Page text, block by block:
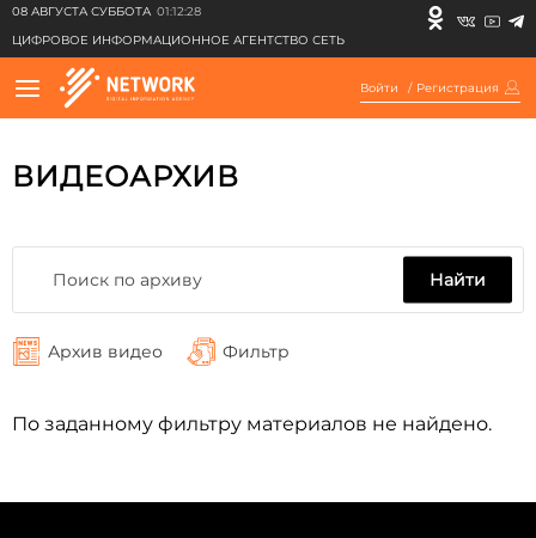
08 АВГУСТА СУББОТА 01:12:28
ЦИФРОВОЕ ИНФОРМАЦИОННОЕ АГЕНТСТВО СЕТЬ
Войти / Регистрация
ВИДЕОАРХИВ
Найти
Архив видео Фильтр
По заданному фильтру материалов не найдено.